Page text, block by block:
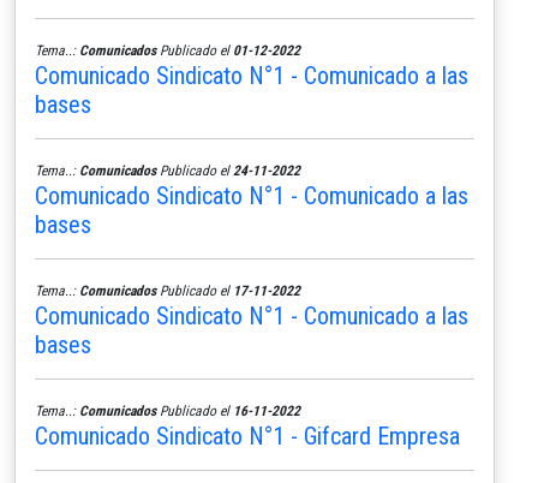
Tema..: ComunicadosPublicado el 01-12-2022
Comunicado Sindicato N°1 - Comunicado a las
bases
Tema..: ComunicadosPublicado el 24-11-2022
Comunicado Sindicato N°1 - Comunicado a las
bases
Tema..: ComunicadosPublicado el 17-11-2022
Comunicado Sindicato N°1 - Comunicado a las
bases
Tema..: ComunicadosPublicado el 16-11-2022
Comunicado Sindicato N°1 - Gifcard Empresa